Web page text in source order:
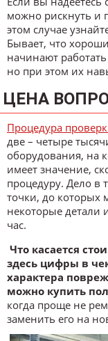
можно рискнуть и
этом случае
Бывает, что
начинают
но при этом их
ЦЕНА
Процедура
две – четыре
оборудования, на
имеет значение,
процедуру. Дело в
точки, до которых
некоторые детали
час.
Что касается
здесь цифры в
характера
можно купить
когда проще не
заменить его на